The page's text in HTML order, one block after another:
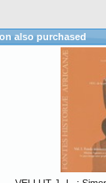
also purchased